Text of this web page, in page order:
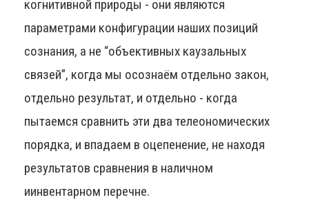
когнитивной природы - они являются
параметрами конфигурации наших позиций
сознания, а не “объективных каузальных
связей”, когда мы осознаём отдельно закон,
отдельно результат, и отдельно - когда
пытаемся сравнить эти два телеономических
порядка, и впадаем в оцепенение, не находя
результатов сравнения в наличном
иинвентарном перечне.